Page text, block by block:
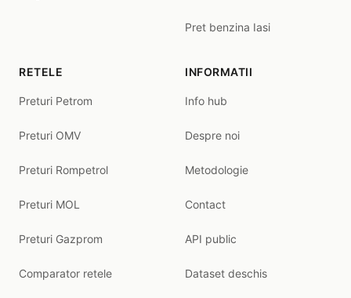
Pret benzina Iasi
RETELE
Preturi Petrom
Preturi OMV
Preturi Rompetrol
Preturi MOL
Preturi Gazprom
Comparator retele
INFORMATII
Info hub
Despre noi
Metodologie
Contact
API public
Dataset deschis